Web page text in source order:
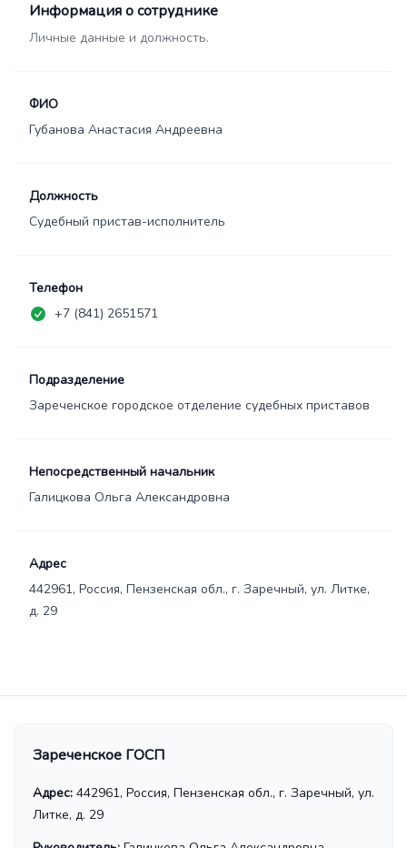
Информация о сотруднике
Личные данные и должность.
ФИО
Губанова Анастасия Андреевна
Должность
Судебный пристав-исполнитель
Телефон
+7 (841) 2651571
Подразделение
Зареченское городское отделение судебных приставов
Непосредственный начальник
Галицкова Ольга Александровна
Адрес
442961, Россия, Пензенская обл., г. Заречный, ул. Литке,
д. 29
Зареченское ГОСП
Адрес: 442961, Россия, Пензенская обл., г. Заречный, ул.
Литке, д. 29